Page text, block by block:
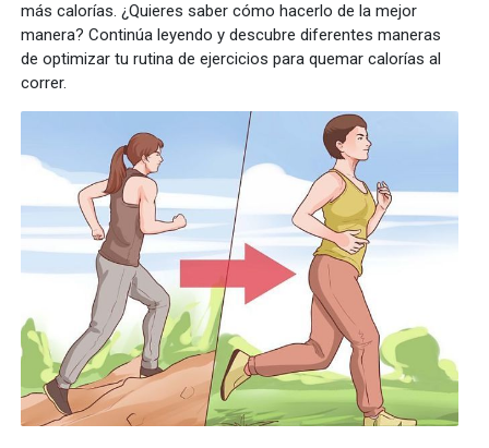
más calorías. ¿Quieres saber cómo hacerlo de la mejor
manera? Continúa leyendo y descubre diferentes maneras
de optimizar tu rutina de ejercicios para quemar calorías al
correr.